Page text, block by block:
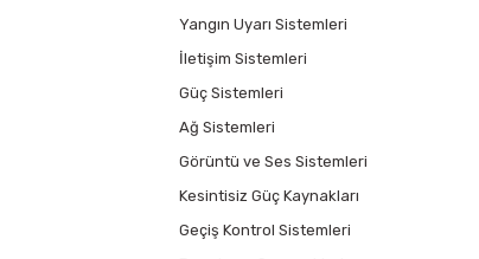
Yangın Uyarı Sistemleri
İletişim Sistemleri
Güç Sistemleri
Ağ Sistemleri
Görüntü ve Ses Sistemleri
Kesintisiz Güç Kaynakları
Geçiş Kontrol Sistemleri